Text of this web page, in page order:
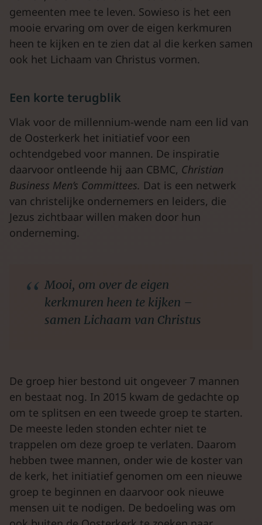
gemeenten mee te leven. Sowieso is het een
mooie ervaring om over de eigen kerkmuren
heen te kijken en te zien dat al die kerken samen
ook het Lichaam van Christus vormen.
Een korte terugblik
Vlak voor de millennium-wende nam een lid van
de Oosterkerk het initiatief voor een
ochtendgebed voor mannen. De inspiratie
daarvoor ontleende hij aan CBMC, Christian
Business Men’s Committees. Dat is een netwerk
van christelijke ondernemers en leiders, die
Jezus zichtbaar willen maken door hun
onderneming.
Mooi, om over de eigen
kerkmuren heen te kijken –
samen Lichaam van Christus
De groep hier bestond uit ongeveer 7 mannen
en bestaat nog. In 2015 kwam de gedachte op
om te splitsen en een tweede groep te starten.
De meeste leden stonden echter niet te
trappelen om deze groep te verlaten. Daarom
hebben twee mannen, onder wie de koster van
de kerk, het initiatief genomen om een nieuwe
groep te beginnen en daarvoor ook nieuwe
mensen uit te nodigen. De bedoeling was om